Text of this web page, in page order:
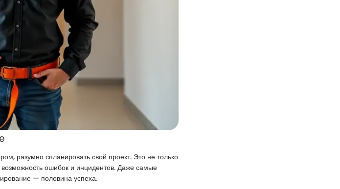
разумно спланировать свой проект. Это не только
ошибок и инцидентов. Даже самые
— половина успеха.